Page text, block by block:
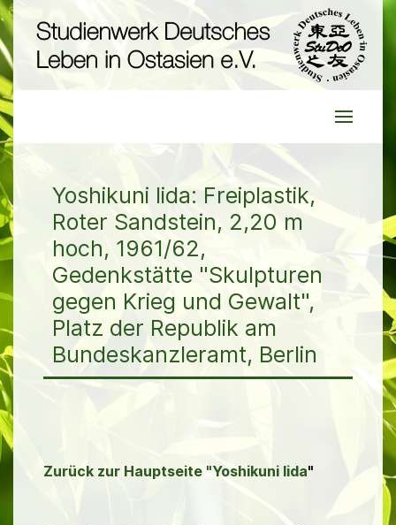
Yoshikuni Iida: Freiplastik,
Roter Sandstein, 2,20 m
hoch, 1961/62,
Gedenkstätte "Skulpturen
gegen Krieg und Gewalt",
Platz der Republik am
Bundeskanzleramt, Berlin
Zurück zur Hauptseite "Yoshikuni Iida"